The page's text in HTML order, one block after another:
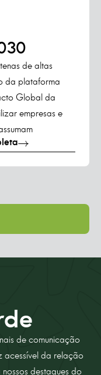
de altas
da plataforma
Global da
empresas e
Objetivos de
de comunicação
acessível da relação
destaques do